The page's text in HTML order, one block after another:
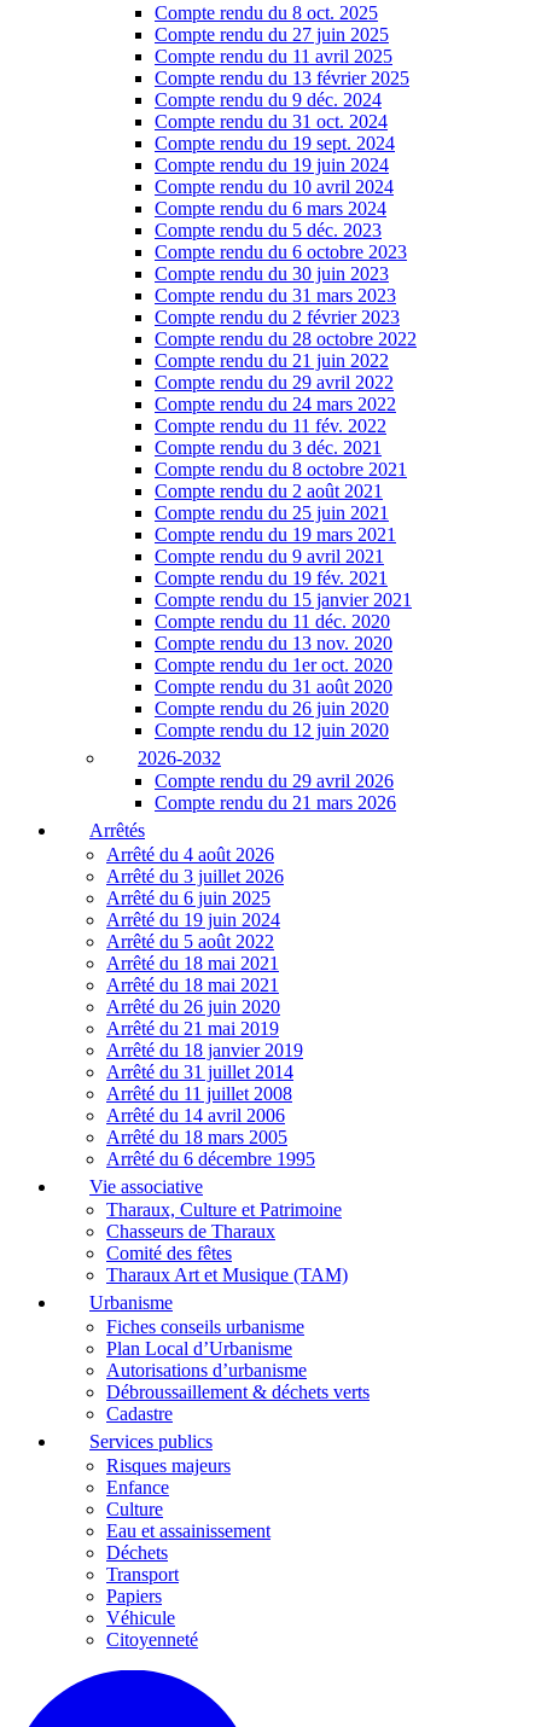
Compte rendu du 8 oct. 2025
Compte rendu du 27 juin 2025
Compte rendu du 11 avril 2025
Compte rendu du 13 février 2025
Compte rendu du 9 déc. 2024
Compte rendu du 31 oct. 2024
Compte rendu du 19 sept. 2024
Compte rendu du 19 juin 2024
Compte rendu du 10 avril 2024
Compte rendu du 6 mars 2024
Compte rendu du 5 déc. 2023
Compte rendu du 6 octobre 2023
Compte rendu du 30 juin 2023
Compte rendu du 31 mars 2023
Compte rendu du 2 février 2023
Compte rendu du 28 octobre 2022
Compte rendu du 21 juin 2022
Compte rendu du 29 avril 2022
Compte rendu du 24 mars 2022
Compte rendu du 11 fév. 2022
Compte rendu du 3 déc. 2021
Compte rendu du 8 octobre 2021
Compte rendu du 2 août 2021
Compte rendu du 25 juin 2021
Compte rendu du 19 mars 2021
Compte rendu du 9 avril 2021
Compte rendu du 19 fév. 2021
Compte rendu du 15 janvier 2021
Compte rendu du 11 déc. 2020
Compte rendu du 13 nov. 2020
Compte rendu du 1er oct. 2020
Compte rendu du 31 août 2020
Compte rendu du 26 juin 2020
Compte rendu du 12 juin 2020
2026-2032
Compte rendu du 29 avril 2026
Compte rendu du 21 mars 2026
Arrêtés
Arrêté du 4 août 2026
Arrêté du 3 juillet 2026
Arrêté du 6 juin 2025
Arrêté du 19 juin 2024
Arrêté du 5 août 2022
Arrêté du 18 mai 2021
Arrêté du 18 mai 2021
Arrêté du 26 juin 2020
Arrêté du 21 mai 2019
Arrêté du 18 janvier 2019
Arrêté du 31 juillet 2014
Arrêté du 11 juillet 2008
Arrêté du 14 avril 2006
Arrêté du 18 mars 2005
Arrêté du 6 décembre 1995
Vie associative
Tharaux, Culture et Patrimoine
Chasseurs de Tharaux
Comité des fêtes
Tharaux Art et Musique (TAM)
Urbanisme
Fiches conseils urbanisme
Plan Local d’Urbanisme
Autorisations d’urbanisme
Débroussaillement & déchets verts
Cadastre
Services publics
Risques majeurs
Enfance
Culture
Eau et assainissement
Déchets
Transport
Papiers
Véhicule
Citoyenneté